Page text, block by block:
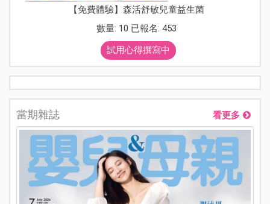
【免費體驗】森活舒敏兒童益生菌
數量: 10 已報名: 453
試用心得撰寫中
當期雜誌 看更多